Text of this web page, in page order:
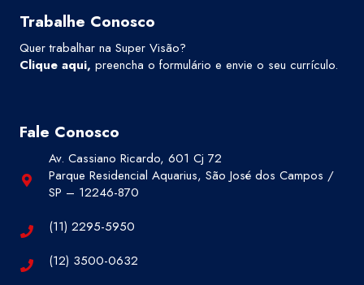
Trabalhe Conosco
Quer trabalhar na Super Visão?
Clique aqui, preencha o formulário e envie o seu currículo.
Fale Conosco
Av. Cassiano Ricardo, 601 Cj 72
Parque Residencial Aquarius, São José dos Campos /
SP – 12246-870
(11) 2295-5950
(12) 3500-0632